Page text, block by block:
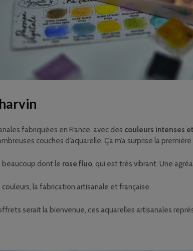
fabriquées en France, avec des couleurs intenses
couches d’aquarelle. Ça m’a surprise la
beaucoup dont le rose fluo, qui est très vibrant. Une
la fabrication artisanale et française.
serait la bienvenue, ces aquarelles artisanales